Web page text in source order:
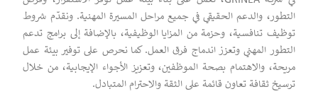
التطور، والدعم الحقيقي في جميع مراحل المسيرة المهنية. ونقدّم شروط
توظيف تنافسية، وحزمة من المزايا الوظيفية، بالإضافة إلى برامج تدعم
التطور المهني وتعزز اندماج فرق العمل. كما نحرص على توفير بيئة عمل
مريحة، والاهتمام بصحة الموظفين، وتعزيز الأجواء الإيجابية، من خلال
ترسيخ ثقافة تعاون قائمة على الثقة والاحترام المتبادل.